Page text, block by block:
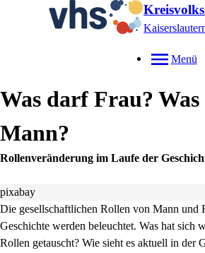
Menü
Was darf Frau?
Mann?
Rollenveränderung im Laufe der
pixabay
Die gesellschaftlichen Rollen von Mann und
Geschichte werden beleuchtet. Was hat sich
Rollen getauscht? Wie sieht es aktuell in der